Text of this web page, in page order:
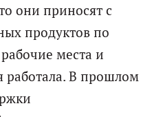
они приносят с
продуктов по
места и
работала. В прошлом